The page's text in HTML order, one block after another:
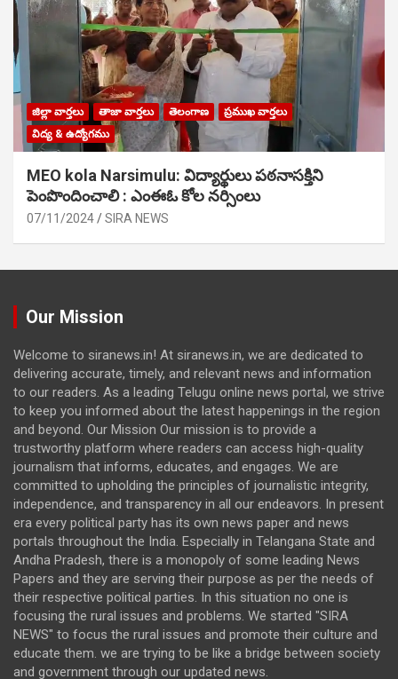
జిల్లా వార్తలు తాజా వార్తలు తెలంగాణ
ప్రముఖ వార్తలు
విద్య & ఉద్యోగము
MEO kola Narsimulu: విద్యార్థులు పఠ‌నాసక్తిని
పెంపొందించాలి : ఎంఈఓ కోల నర్సింలు
07/11/2024 SIRA NEWS
Our Mission
Welcome to siranews.in! At siranews.in, we are dedicated to
delivering accurate, timely, and relevant news and information
to our readers. As a leading Telugu online news portal, we strive
to keep you informed about the latest happenings in the region
and beyond. Our Mission Our mission is to provide a
trustworthy platform where readers can access high-quality
journalism that informs, educates, and engages. We are
committed to upholding the principles of journalistic integrity,
independence, and transparency in all our endeavors. In present
era every political party has its own news paper and news
portals throughout the India. Especially in Telangana State and
Andha Pradesh, there is a monopoly of some leading News
Papers and they are serving their purpose as per the needs of
their respective political parties. In this situation no one is
focusing the rural issues and problems. We started "SIRA
NEWS" to focus the rural issues and promote their culture and
educate them. we are trying to be like a bridge between society
and government through our updated news.